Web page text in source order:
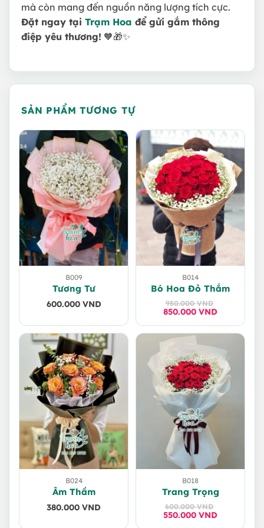
mà còn mang đến nguồn năng lượng tích cực.
Đặt ngay tại Trạm Hoa để gửi gắm thông
điệp yêu thương! 🧡🎁✨
SẢN PHẨM TƯƠNG TỰ
B009
Tương Tư
600.000 VND
B014
Bó Hoa Đỏ Thắm
950.000VND
Giá
950.000 VND.
850.000 VND
Giá
850.000 VND.
B024
Âm Thầm
380.000 VND
B018
Trang Trọng
600.000VND
Giá
550.000 VND
Giá